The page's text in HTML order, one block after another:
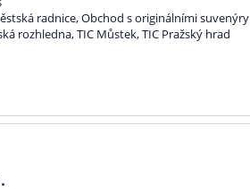
radnice, Obchod s originálními suvenýry
rozhledna, TIC Můstek, TIC Pražský hrad